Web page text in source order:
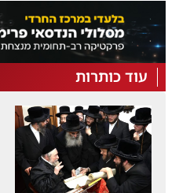
עוד כותרות